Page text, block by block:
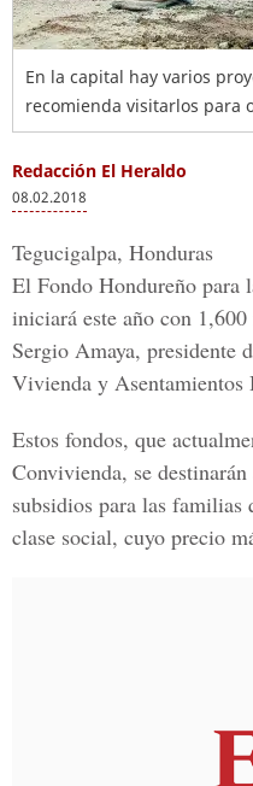
En la capital hay varios
recomienda visitarlos para
Redacción El Heraldo
08.02.2018
Tegucigalpa, Honduras
El Fondo Hondureño para
iniciará este año con
Sergio Amaya, presidente
Vivienda y Asentamientos
Estos fondos, que
Convivienda, se
subsidios para las
clase social, cuyo precio